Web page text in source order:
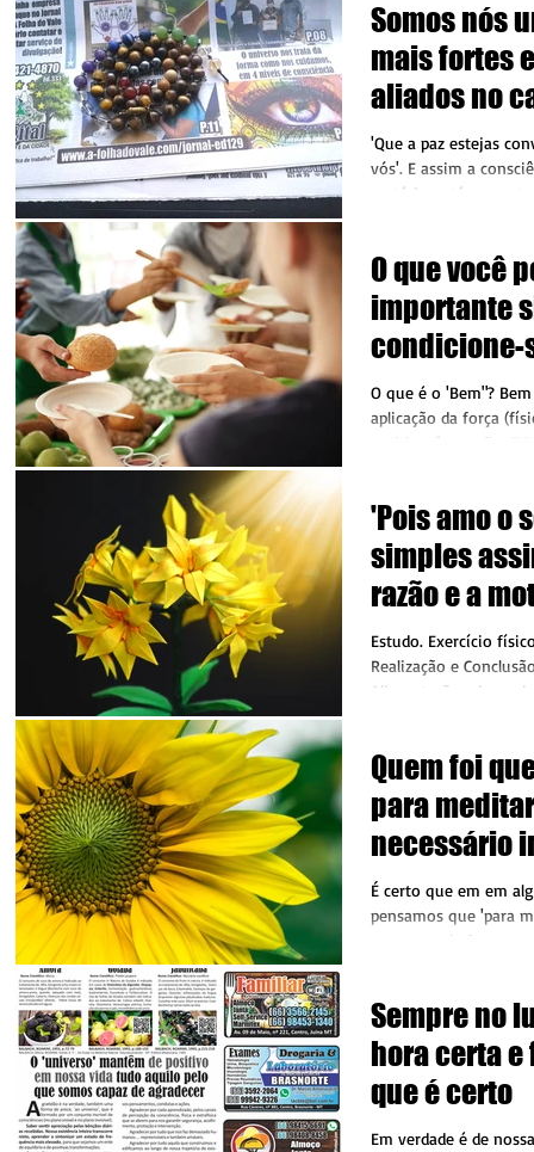
Somos nós
mais fortes
aliados no
evolução
'Que a paz estejas
vós'. E assim a
matéria, está
O que você
importante
condicione-
no que
O que é o 'Bem"?
aplicação da força
espiritual) com
'Pois amo o
simples
razão e a
na
Estudo. Exercício
Realização e
Alimentação
Quem foi
para
necessário
estátua?
É certo que em em
pensamos que 'para
sentar-se de forma
Sempre no
hora certa e
que é certo
Em verdade é de